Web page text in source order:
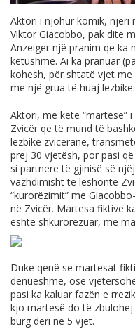
Aktori i njohur komik, njëri
Viktor Giacobbo, pak ditë
Anzeiger një pranim që ka
këtushme. Ai ka pranuar
kohësh, për shtatë vjet
me një grua të huaj lezbike.
Aktori, me këtë “martesë”
Zvicër që të mund të
lezbike zvicerane,
prej 30 vjetësh, por pasi
si partnere të gjinisë së
vazhdimisht të lëshonte
“kurorëzimit” me
në Zvicër. Martesa fiktive
është shkurorëzuar, me
Duke qenë se martesat
dënueshme, ose
pasi ka kaluar fazën e
kjo martesë do të
burg deri në 5 vjet.